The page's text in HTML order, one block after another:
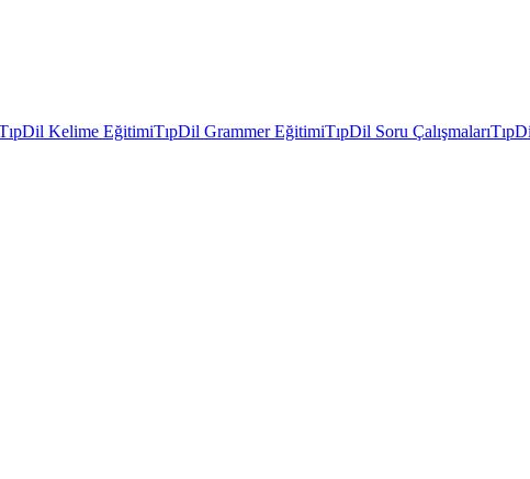
Kelime EğitimiTıpDil Grammer EğitimiTıpDil Soru Çalışmaları